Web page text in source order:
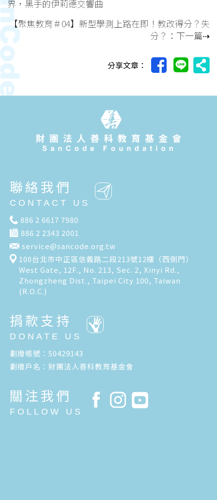
界，黑手的伊莉德交響曲
【聚焦教育＃04】新型學測上路在即！教改得分？失
分？ ：下一篇⇢
分享文章：
聯絡我們
CONTACT US
886 2 6617 7980
886 2 2343 2001
service@sancode.org.tw
100台北市中正區信義路二段213號12樓（西側門）
West Gate, 12F., No. 213, Sec. 2, Xinyi Rd.,
Zhongzheng Dist., Taipei City 100, Taiwan
(R.O.C.)
捐款支持
DONATE US
劃撥帳號：50429143
劃撥戶名：財團法人善科教育基金會
關注我們
FOLLOW US